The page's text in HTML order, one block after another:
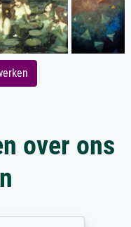
over ons